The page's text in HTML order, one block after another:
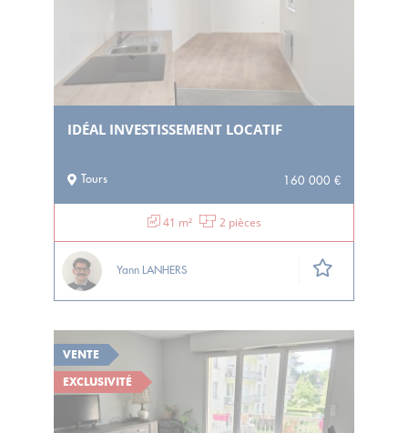
IDÉAL INVESTISSEMENT LOCATIF
Tours 160 000 €
41 m² 2 pièces
Yann LANHERS
VENTE
EXCLUSIVITÉ